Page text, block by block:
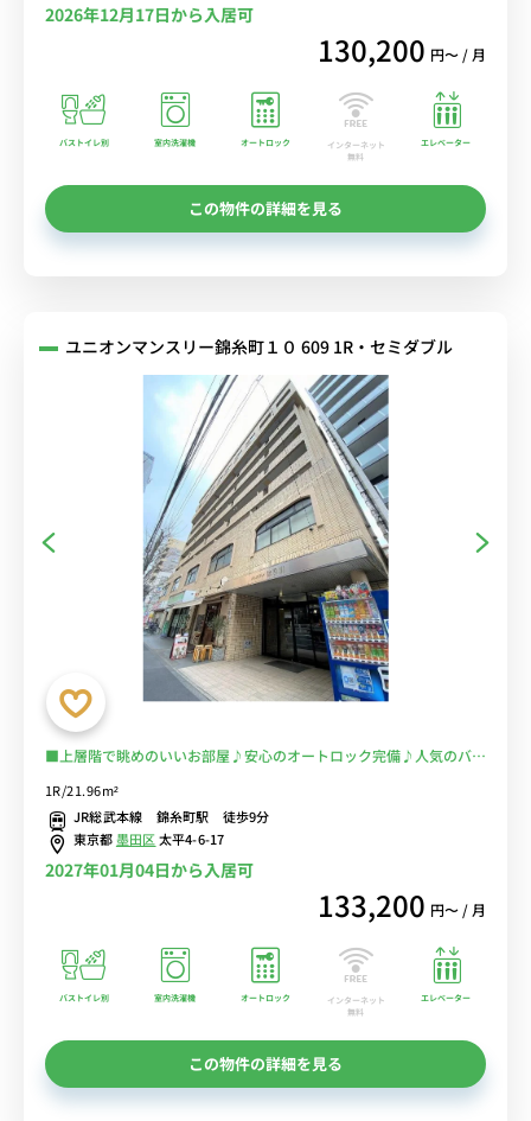
2026年12月17日から入居可
130,200 円〜 / 月
バストイレ別 室内洗濯機 オートロック
インターネット
無料
エレベーター
この物件の詳細を見る
ユニオンマンスリー錦糸町１０ 609 1R・セミダブル
■上層階で眺めのいいお部屋♪安心のオートロック完備♪人気のバス
電車を完全回避！■選べるWi-Fi格安レンタル中！
1R/21.96m²
JR総武本線 錦糸町駅 徒歩9分
東京都墨田区太平4-6-17
2027年01月04日から入居可
133,200 円〜 / 月
バストイレ別 室内洗濯機 オートロック
インターネット
無料
エレベーター
この物件の詳細を見る